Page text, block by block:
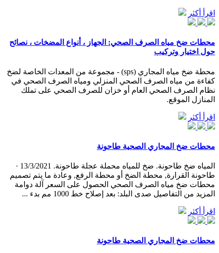
اقرأ أكثر
محطات ضخ مياه الصرف الصحي: الجهاز ، أنواع المضخات ، نصائح
حول اختيار وتركيب
محطة ضخ مياه المجاري (sps) - مجموعة من المعدات الخاصة لضخ
كفاءة من مياه الصرف الصحي المنزلي ومياه الصرف الصحي في
نظام الصرف الصحي العام أو خزان للصرف الصحي على تملك
المنازل الموقع.
اقرأ أكثر
محطات ضخ المجاري الصحية طاحونة
المياه ضخ طاحونة. ضخ للمياه محملة عجلة طاحونة. 13/3/2021 ·
طاحونة القرارة, محطة الضخ أو محطة الرفع, وعادة ما يتم تصميم
محطات ضخ مياه الصرف الصحي الحصول على السعر آلة دوامة
المزيد من التفاصيل صدى البلد: بعد إصلاح خط 1000 مم بدء ...
اقرأ أكثر
محطات ضخ المجاري الصحية طاحونة